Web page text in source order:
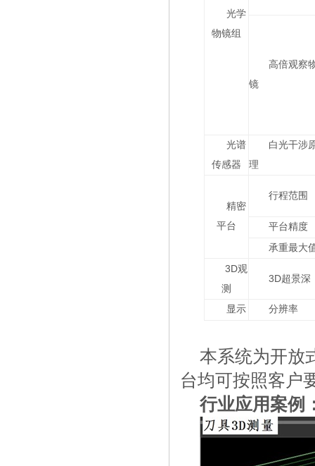
光学
物镜组
高倍观察
镜
光谱
传感器
白光干涉
理
精密
平台
行程范围
平台精度
承重最大
3D观
测
3D超景深
显示 分辨率
本系统为开放
台均可按照客户
行业应用案例